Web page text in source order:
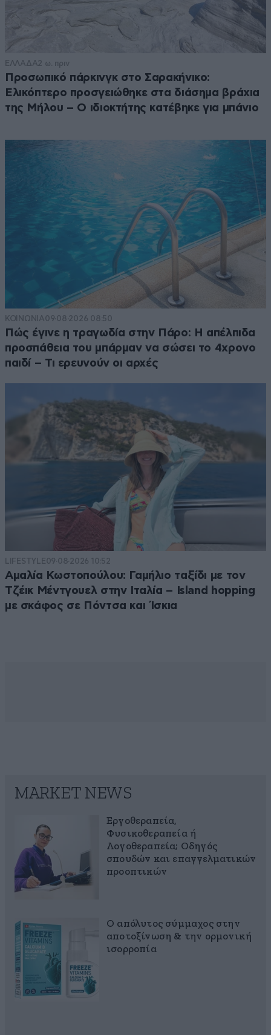
ΕΛΛΑΔΑ2 ω. πριν
Προσωπικό πάρκινγκ στο Σαρακήνικο:
Ελικόπτερο προσγειώθηκε στα διάσημα βράχια
της Μήλου – Ο ιδιοκτήτης κατέβηκε για μπάνιο
ΚΟΙΝΩΝΙΑ09·08·2026 08:50
Πώς έγινε η τραγωδία στην Πάρο: Η απέλπιδα
προσπάθεια του μπάρμαν να σώσει το 4χρονο
παιδί – Τι ερευνούν οι αρχές
LIFESTYLE09·08·2026 10:52
Αμαλία Κωστοπούλου: Γαμήλιο ταξίδι με τον
Τζέικ Μέντγουελ στην Ιταλία – Island hopping
με σκάφος σε Πόντσα και Ίσκια
MARKET NEWS
Εργοθεραπεία,
Φυσικοθεραπεία ή
Λογοθεραπεία; Οδηγός
σπουδών και επαγγελματικών
προοπτικών
Ο απόλυτος σύμμαχος στην
αποτοξίνωση & την ορμονική
ισορροπία